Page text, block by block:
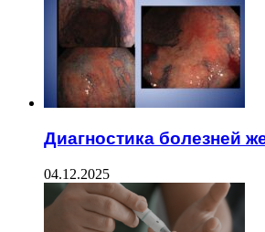
Диагностика болезней
04.12.2025